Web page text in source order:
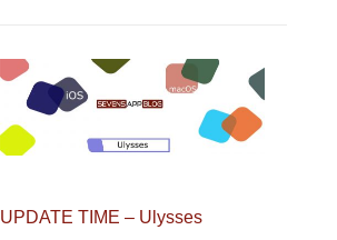
UPDATE TIME – Ulysses